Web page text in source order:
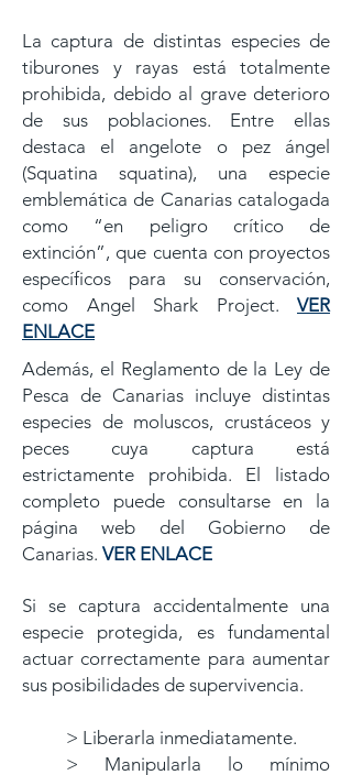
La captura de distintas especies de
tiburones y rayas está totalmente
prohibida, debido al grave deterioro
de sus poblaciones. Entre ellas
destaca el angelote o pez ángel
(Squatina squatina), una especie
emblemática de Canarias catalogada
como “en peligro crítico de
extinción”, que cuenta con proyectos
específicos para su conservación,
como Angel Shark Project. VER
ENLACE
Además, el Reglamento de la Ley de
Pesca de Canarias incluye distintas
especies de moluscos, crustáceos y
peces cuya captura está
estrictamente prohibida. El listado
completo puede consultarse en la
página web del Gobierno de
Canarias. VER ENLACE
Si se captura accidentalmente una
especie protegida, es fundamental
actuar correctamente para aumentar
sus posibilidades de supervivencia.
> Liberarla inmediatamente.
> Manipularla lo mínimo